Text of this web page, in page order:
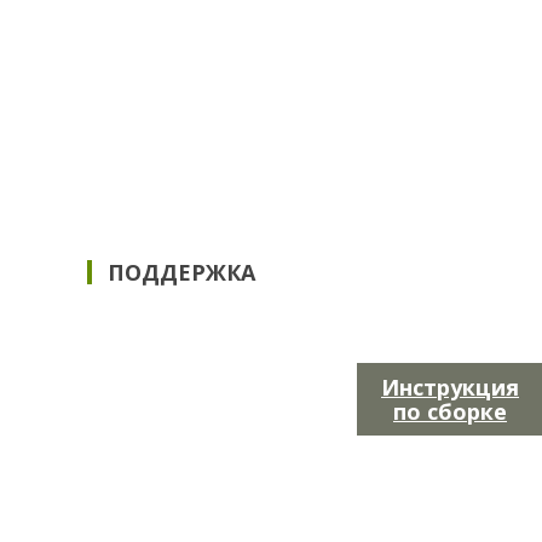
ПОДДЕРЖКА
Инструкция
по сборке